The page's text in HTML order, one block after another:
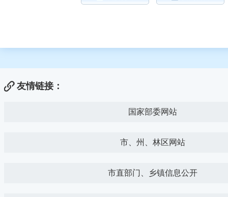
友情链接：
国家部委网站
市、州、林区网站
市直部门、乡镇信息公开